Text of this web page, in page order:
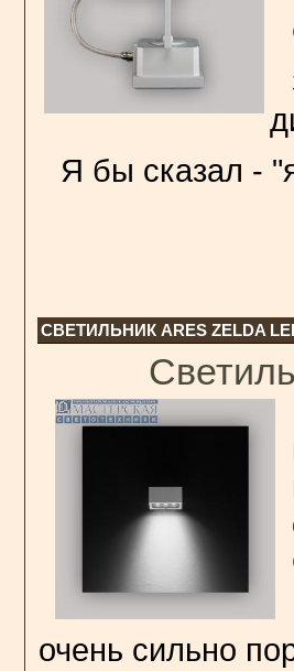
Я бы сказал -
СВЕТИЛЬНИК ARES ZELDA
очень сильно